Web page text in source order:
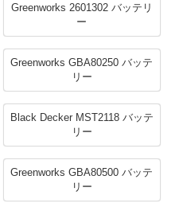
Greenworks 2601302 バッテリ
ー
Greenworks GBA80250 バッテ
リー
Black Decker MST2118 バッテ
リー
Greenworks GBA80500 バッテ
リー